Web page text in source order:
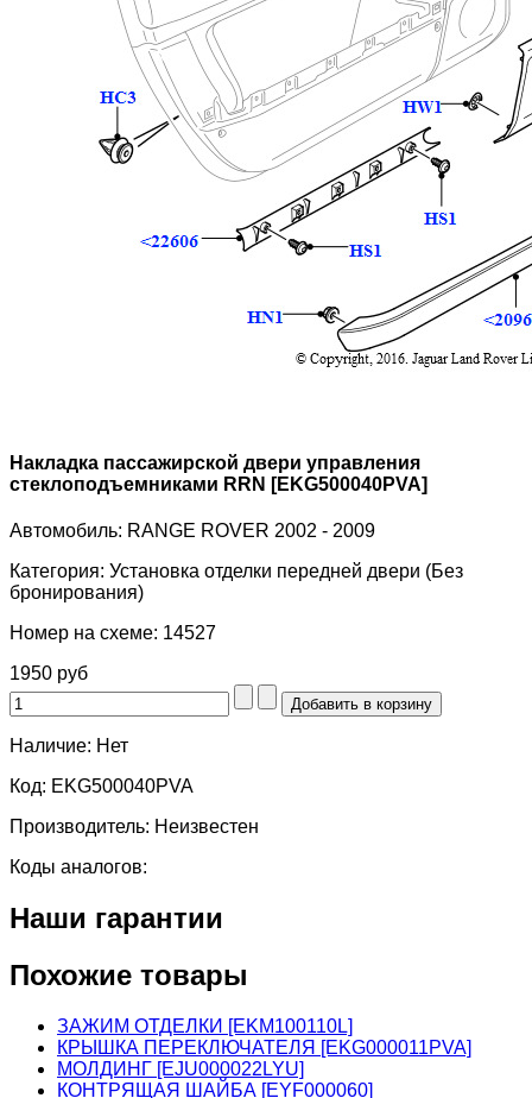
Накладка пассажирской двери управления
стеклоподъемниками RRN [EKG500040PVA]
Автомобиль: RANGE ROVER 2002 - 2009
Категория: Установка отделки передней двери (Без
бронирования)
Номер на схеме: 14527
1950 руб
Наличие: Нет
Код: EKG500040PVA
Производитель: Неизвестен
Коды аналогов:
Наши гарантии
Похожие товары
ЗАЖИМ ОТДЕЛКИ [EKM100110L]
КРЫШКА ПЕРЕКЛЮЧАТЕЛЯ [EKG000011PVA]
МОЛДИНГ [EJU000022LYU]
КОНТРЯЩАЯ ШАЙБА [EYF000060]